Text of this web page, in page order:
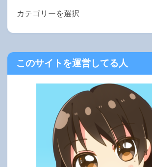
このサイトを運営してる人